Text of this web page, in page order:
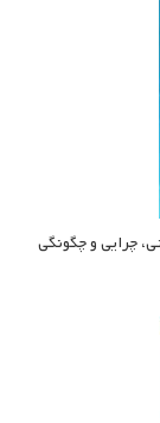
چرایی و چگونگی